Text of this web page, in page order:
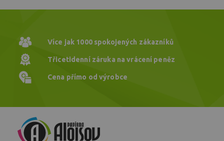
Více jak 1000spokojených zákazníků
Třicetidenní záruka na vrácení peněz
Cena přímo od výrobce